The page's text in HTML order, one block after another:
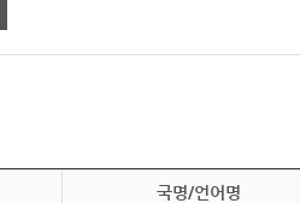
국명/언어명